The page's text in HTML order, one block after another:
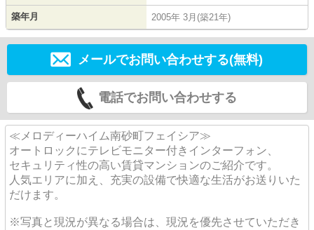
築年月 2005年 3月(築21年)
メールでお問い合わせする(無料)
電話でお問い合わせする
≪メロディーハイム南砂町フェイシア≫
オートロックにテレビモニター付きインターフォン、
セキュリティ性の高い賃貸マンションのご紹介です。
人気エリアに加え、充実の設備で快適な生活がお送りいた
だけます。
※写真と現況が異なる場合は、現況を優先させていただき